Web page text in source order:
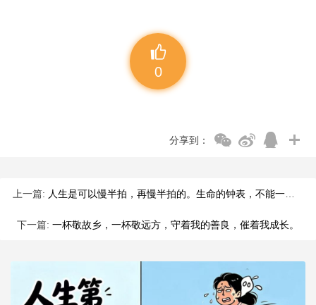
0
分享到：
上一篇: 人生是可以慢半拍，再慢半拍的。生命的钟表，不能一味地往前拨，
下一篇: 一杯敬故乡，一杯敬远方，守着我的善良，催着我成长。